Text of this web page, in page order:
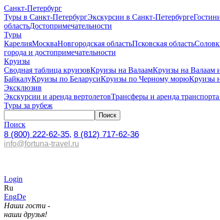
Санкт-Петербург
Туры в Санкт-ПетербургЭкскурсии в Санкт-Петербурге
областьДостопримечательности
Туры
КарелияМоскваНовгородская областьПсковская область
города и достопримечательности
Круизы
Сводная таблица круизовКруизы на ВалаамКруизы на Валаам
БайкалуКруизы по БеларусиКруизы по Черному морюКруизы
Эксклюзив
Экскурсии и аренда вертолетовТрансферы и аренда транспорта
Туры за рубеж
Поиск
8 (800) 222-62-35, 8 (812) 717-62-36
info@fortuna-travel.ru
Login
Ru
EngDe
Наши гости -
наши друзья!